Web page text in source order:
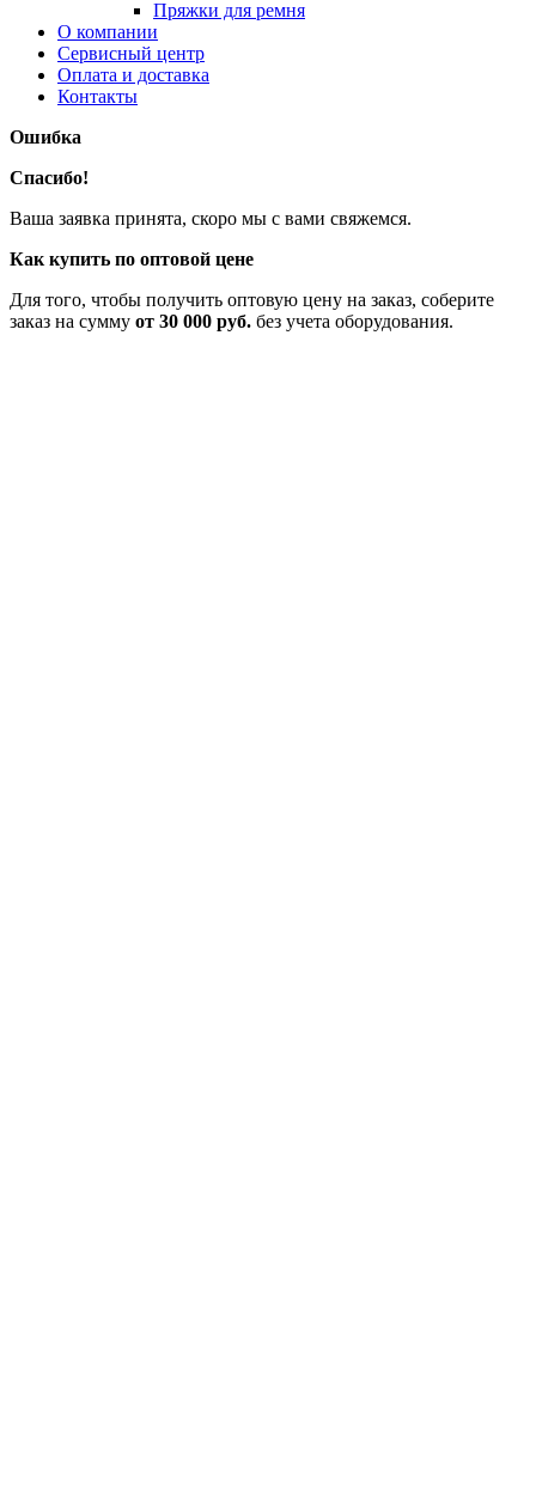
Пряжки для ремня
О компании
Сервисный центр
Оплата и доставка
Контакты
Ошибка
Спасибо!
Ваша заявка принята, скоро мы с вами свяжемся.
Как купить по оптовой цене
Для того, чтобы получить оптовую цену на заказ, соберите
заказ на сумму от 30 000 руб. без учета оборудования.